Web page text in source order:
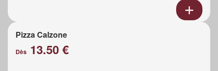
Pizza Calzone
Dès 13.50 €